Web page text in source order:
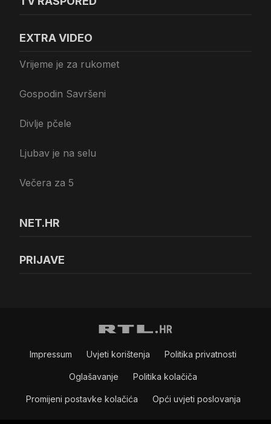
EXTRA VIDEO
Vrijeme je za rukomet
Gospodin Savršeni
Divlje pčele
Ljubav je na selu
Večera za 5
NET.HR
PRIJAVE
Impressum Uvjeti korištenja Politika privatnosti
Oglašavanje Politika kolačiča
Promijeni postavke kolačića Opći uvjeti poslovanja